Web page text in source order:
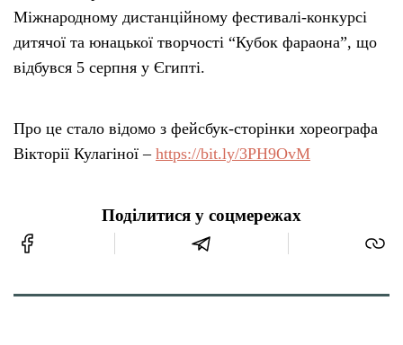
Міжнародному дистанційному фестивалі-конкурсі
дитячої та юнацької творчості “Кубок фараона”, що
відбувся 5 серпня у Єгипті.
Про це стало відомо з фейсбук-сторінки хореографа
Вікторії Кулагіної – https://bit.ly/3PH9OvM
Поділитися у соцмережах